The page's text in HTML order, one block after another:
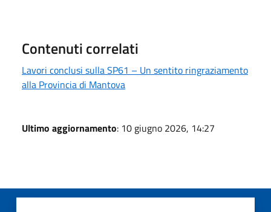
Contenuti correlati
Lavori conclusi sulla SP61 – Un sentito ringraziamento
alla Provincia di Mantova
Ultimo aggiornamento: 10 giugno 2026, 14:27